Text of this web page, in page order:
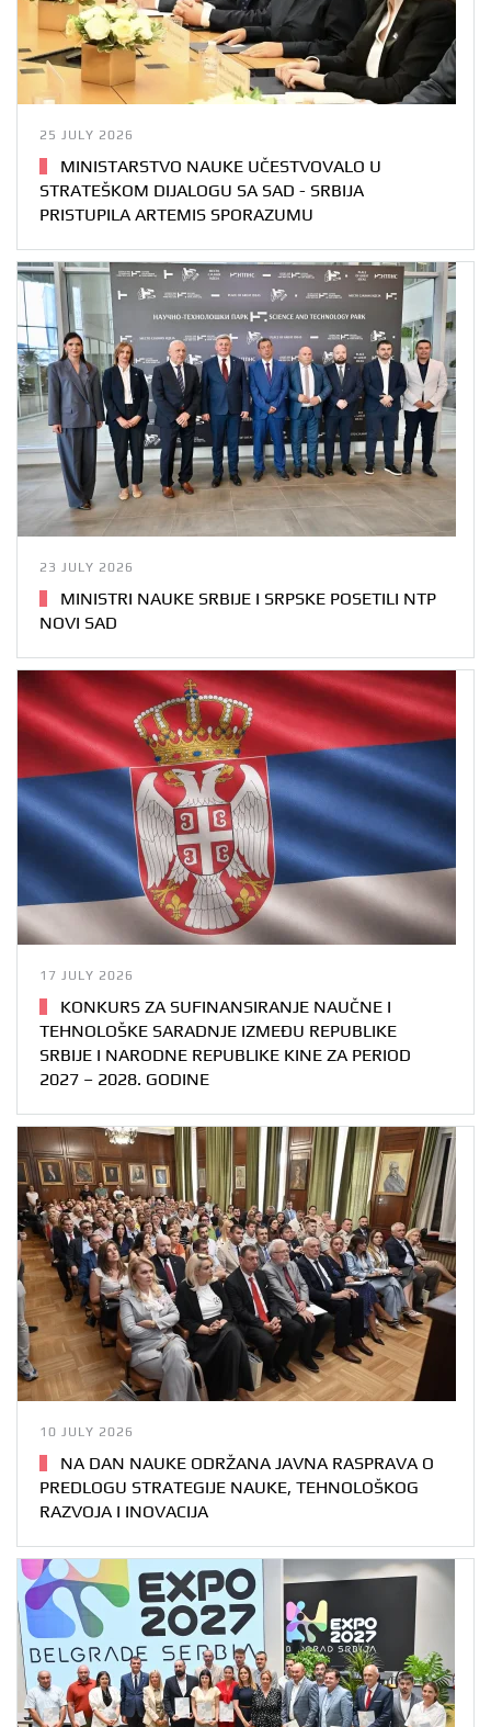
25 JULY 2026
MINISTARSTVO NAUKE UČESTVOVALO U
STRATEŠKOM DIJALOGU SA SAD - SRBIJA
PRISTUPILA ARTEMIS SPORAZUMU
23 JULY 2026
MINISTRI NAUKE SRBIJE I SRPSKE POSETILI NTP
NOVI SAD
17 JULY 2026
KONKURS ZA SUFINANSIRANJE NAUČNE I
TEHNOLOŠKE SARADNJE IZMEĐU REPUBLIKE
SRBIJE I NARODNE REPUBLIKE KINE ZA PERIOD
2027 – 2028. GODINE
10 JULY 2026
NA DAN NAUKE ODRŽANA JAVNA RASPRAVA O
PREDLOGU STRATEGIJE NAUKE, TEHNOLOŠKOG
RAZVOJA I INOVACIJA